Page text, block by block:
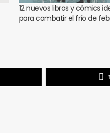
12 nuevos libros y cómics
para combatir el frío de